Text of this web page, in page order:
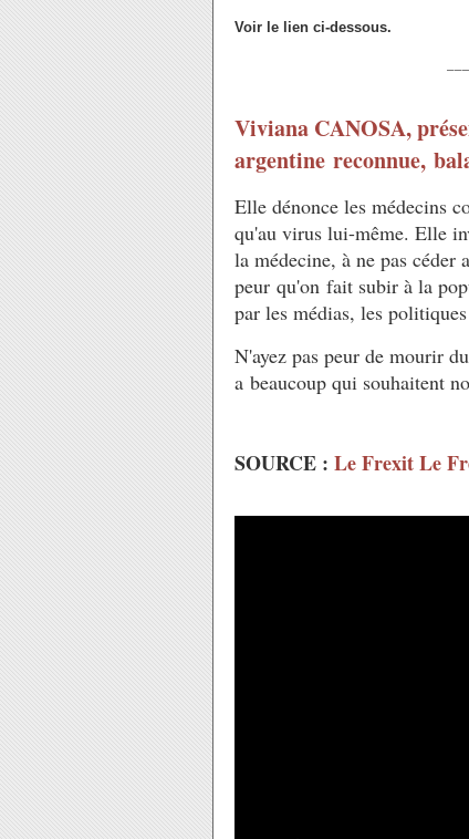
Voir le lien ci-dessous.
Viviana CANOSA,
argentine reconnue,
Elle dénonce les médecins
qu'au virus lui-même. Elle
la médecine, à ne pas céder
peur qu'on fait subir à la
par les médias, les
N'ayez pas peur de mourir
a beaucoup qui souhaitent
SOURCE : Le Frexit Le